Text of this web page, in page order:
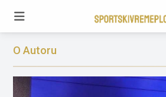
O Autoru